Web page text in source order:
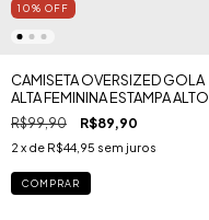
10% OFF
CAMISETA OVERSIZED GOLA
ALTA FEMININA ESTAMPA ALTO
RELEVO MALHA GOLD | BASIC
R$99,90 R$89,90
2 x de R$44,95 sem juros
COMPRAR